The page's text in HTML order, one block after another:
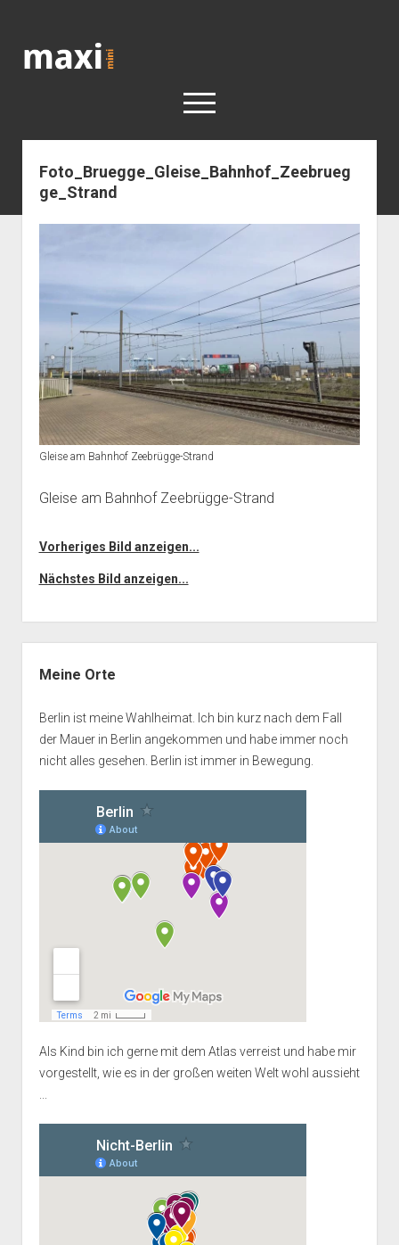
open
< work
Kunst
Geschichte
open
dropdown
menu
Geschichte der Stadt Berlin
Impressum
Foto_Bruegge_Gleise_Bahnhof_Zeebrueg
ge_Strand
Gleise am Bahnhof Zeebrügge-Strand
Gleise am Bahnhof Zeebrügge-Strand
Vorheriges Bild anzeigen...
Nächstes Bild anzeigen...
Meine Orte
Berlin ist meine Wahlheimat. Ich bin kurz nach dem Fall
der Mauer in Berlin angekommen und habe immer noch
nicht alles gesehen. Berlin ist immer in Bewegung.
Als Kind bin ich gerne mit dem Atlas verreist und habe mir
vorgestellt, wie es in der großen weiten Welt wohl aussieht